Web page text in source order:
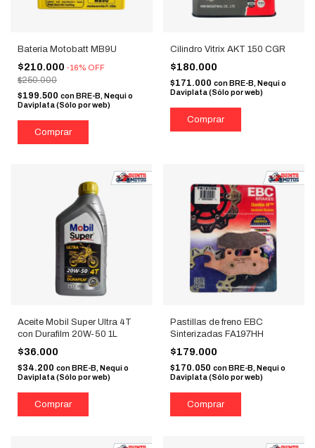
Batería Motobatt MB9U
$210.000 -16% OFF
$250.000
$199.500 conBRE-B, Nequi o
Daviplata (Sólo por web)
Cilindro Vitrix AKT 150 CGR
$180.000
$171.000 con BRE-B, Nequi o
Daviplata (Sólo por web)
Aceite Mobil Super Ultra 4T
con Durafilm 20W-50 1L
$36.000
$34.200 con BRE-B, Nequi o
Daviplata (Sólo por web)
Pastillas de freno EBC
Sinterizadas FA197HH
$179.000
$170.050 con BRE-B, Nequi o
Daviplata (Sólo por web)